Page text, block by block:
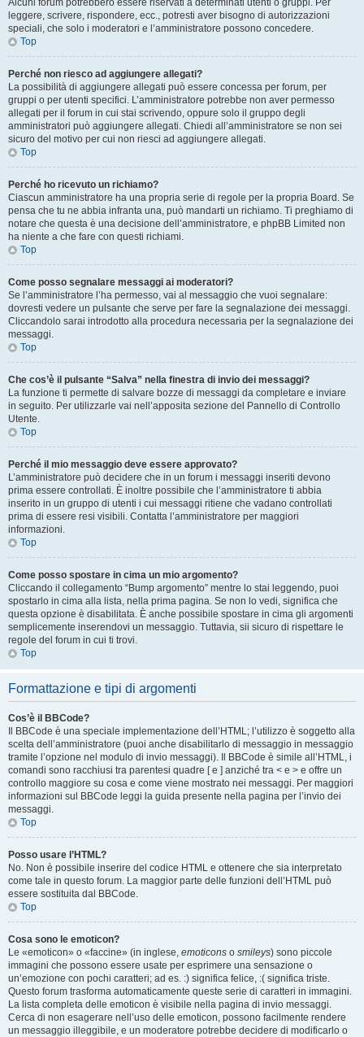
Alcuni forum potrebbero essere riservati a determinati utenti o gruppi. Per
leggere, scrivere, rispondere, ecc., potresti aver bisogno di autorizzazioni
speciali, che solo i moderatori e l’amministratore possono concedere.
Top
Perché non riesco ad aggiungere allegati?
La possibilità di aggiungere allegati può essere concessa per forum, per
gruppi o per utenti specifici. L’amministratore potrebbe non aver permesso
allegati per il forum in cui stai scrivendo, oppure solo il gruppo degli
amministratori può aggiungere allegati. Chiedi all’amministratore se non sei
sicuro del motivo per cui non riesci ad aggiungere allegati.
Top
Perché ho ricevuto un richiamo?
Ciascun amministratore ha una propria serie di regole per la propria Board. Se
pensa che tu ne abbia infranta una, può mandarti un richiamo. Ti preghiamo di
notare che questa è una decisione dell’amministratore, e phpBB Limited non
ha niente a che fare con questi richiami.
Top
Come posso segnalare messaggi ai moderatori?
Se l’amministratore l’ha permesso, vai al messaggio che vuoi segnalare:
dovresti vedere un pulsante che serve per fare la segnalazione dei messaggi.
Cliccandolo sarai introdotto alla procedura necessaria per la segnalazione dei
messaggi.
Top
Che cos’è il pulsante “Salva” nella finestra di invio dei messaggi?
La funzione ti permette di salvare bozze di messaggi da completare e inviare
in seguito. Per utilizzarle vai nell’apposita sezione del Pannello di Controllo
Utente.
Top
Perché il mio messaggio deve essere approvato?
L’amministratore può decidere che in un forum i messaggi inseriti devono
prima essere controllati. È inoltre possibile che l’amministratore ti abbia
inserito in un gruppo di utenti i cui messaggi ritiene che vadano controllati
prima di essere resi visibili. Contatta l’amministratore per maggiori
informazioni.
Top
Come posso spostare in cima un mio argomento?
Cliccando il collegamento “Bump argomento” mentre lo stai leggendo, puoi
spostarlo in cima alla lista, nella prima pagina. Se non lo vedi, significa che
questa opzione è disabilitata. È anche possibile spostare in cima gli argomenti
semplicemente inserendovi un messaggio. Tuttavia, sii sicuro di rispettare le
regole del forum in cui ti trovi.
Top
Formattazione e tipi di argomenti
Cos’è il BBCode?
Il BBCode è una speciale implementazione dell’HTML; l’utilizzo è soggetto alla
scelta dell’amministratore (puoi anche disabilitarlo di messaggio in messaggio
tramite l’opzione nel modulo di invio messaggi). Il BBCode è simile all’HTML, i
comandi sono racchiusi tra parentesi quadre [ e ] anziché tra < e > e offre un
controllo maggiore su cosa e come viene mostrato nei messaggi. Per maggiori
informazioni sul BBCode leggi la guida presente nella pagina per l’invio dei
messaggi.
Top
Posso usare l’HTML?
No. Non è possibile inserire del codice HTML e ottenere che sia interpretato
come tale in questo forum. La maggior parte delle funzioni dell’HTML può
essere sostituita dal BBCode.
Top
Cosa sono le emoticon?
Le «emoticon» o «faccine» (in inglese, emoticons o smileys) sono piccole
immagini che possono essere usate per esprimere una sensazione o
un’emozione con pochi caratteri; ad es. :) significa felice, :( significa triste.
Questo forum trasforma automaticamente queste serie di caratteri in immagini.
La lista completa delle emoticon è visibile nella pagina di invio messaggi.
Cerca di non esagerare nell’uso delle emoticon, possono facilmente rendere
un messaggio illeggibile, e un moderatore potrebbe decidere di modificarlo o